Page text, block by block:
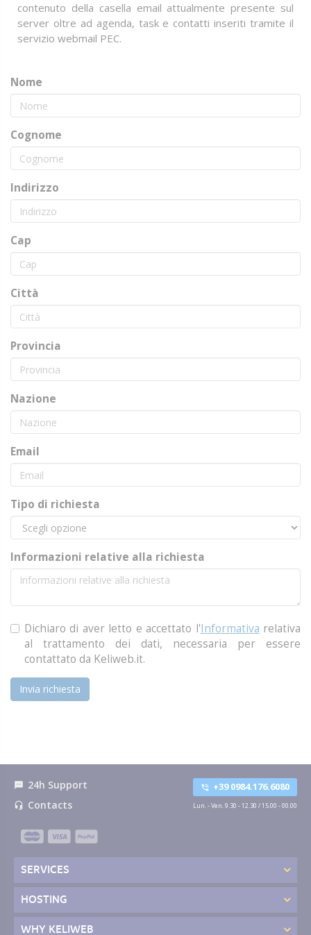
contenuto della casella email attualmente presente sul
server oltre ad agenda, task e contatti inseriti tramite il
servizio webmail PEC.
Nome
Cognome
Indirizzo
Cap
Città
Provincia
Nazione
Email
Tipo di richiesta
Informazioni relative alla richiesta
Dichiaro di aver letto e accettato l'Informativa relativa
al trattamento dei dati, necessaria per essere
contattato da Keliweb.it.
Invia richiesta
textsms 24h Support
headset_mic Contacts
phone_in_talk +39 0984.176.6080
Lun. - Ven. 9.30 - 12.30 / 15.00 - 00.00
SERVICES
HOSTING
WHY KELIWEB